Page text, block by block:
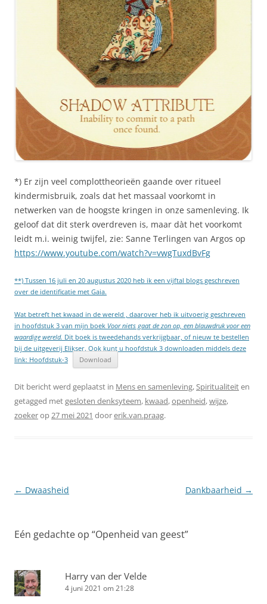
*) Er zijn veel complottheorieën gaande over ritueel
kindermisbruik, zoals dat het massaal voorkomt in
netwerken van de hoogste kringen in onze samenleving. Ik
geloof dat dit sterk overdreven is, maar dàt het voorkomt
leidt m.i. weinig twijfel, zie: Sanne Terlingen van Argos op
https://www.youtube.com/watch?v=vwgTuxdBvFg
**) Tussen 16 juli en 20 augustus 2020 heb ik een vijftal blogs geschreven
over de identificatie met Gaia.
Wat betreft het kwaad in de wereld , daarover heb ik uitvoerig geschreven
in hoofdstuk 3 van mijn boek Voor niets gaat de zon op, een blauwdruk voor een
waardige wereld. Dit boek is tweedehands verkrijgbaar, of nieuw te bestellen
bij de uitgeverij Elikser. Ook kunt u hoofdstuk 3 downloaden middels deze
link: Hoofdstuk-3
Download
Dit bericht werd geplaatst in Mens en samenleving,Spiritualiteiten
getagged metgesloten denksyteem, kwaad,openheid,wijze,
zoekerop27 mei 2021 doorerik.van.praag.
Berichtnavigatie
← Dwaasheid Dankbaarheid →
Eén gedachte op “Openheid van geest”
Harry van der Velde
4 juni 2021 om 21:28